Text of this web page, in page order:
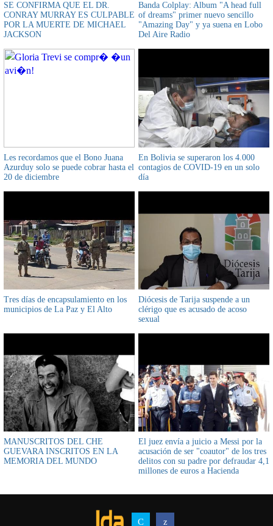
SE CONFIRMA QUE EL DR.
CONRAY MURRAY ES CULPABLE
POR LA MUERTE DE MICHAEL
JACKSON
Banda Colplay: Album "A head full
of dreams" primer nuevo sencillo
"Amazing Day" y ya suena en Lobo
Del Aire Radio
Les recordamos que el Bono Juana
Azurduy solo se puede cobrar hasta el
20 de diciembre
En Bolivia se superaron los 4.000
contagios de COVID-19 en un solo
día
Tres días de encapsulamiento en los
municipios de La Paz y El Alto
Diócesis de Tarija suspende a un
clérigo que es acusado de acoso
sexual
MANUSCRITOS DEL CHE
GUEVARA INSCRITOS EN LA
MEMORIA DEL MUNDO
El juez envía a juicio a Messi por la
acusación de ser "coautor" de los tres
delitos con su padre por defraudar 4,1
millones de euros a Hacienda